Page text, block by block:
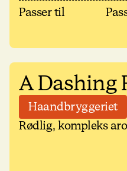
Passer til
A Dashing
Haandbryggeriet
Rødlig, kompleks